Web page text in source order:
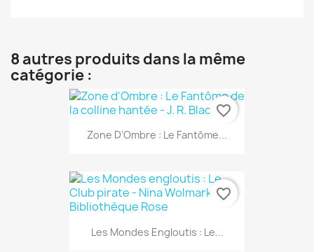
8 autres produits dans la même
catégorie :
Zone D'Ombre : Le Fantôme...
favorite_border
Les Mondes Engloutis : Le...
favorite_border